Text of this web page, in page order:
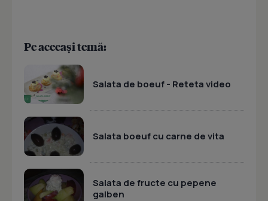
Pe aceeași temă:
Salata de boeuf - Reteta video
Salata boeuf cu carne de vita
Salata de fructe cu pepene
galben